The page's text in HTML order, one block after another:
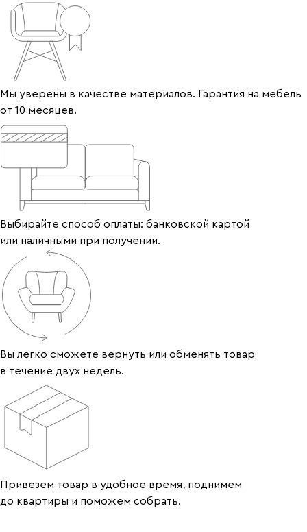
Мы уверены в качестве материалов. Гарантия на мебель
от 10 месяцев.
Выбирайте способ оплаты: банковской картой
или наличными при получении.
Вы легко сможете вернуть или обменять товар
в течение двух недель.
Привезем товар в удобное время, поднимем
до квартиры и поможем собрать.